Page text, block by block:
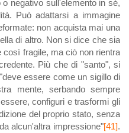
negativo sull'elemento in sé,
Può adattarsi a immagine
non acquista mai una
di altro. Non si dice che sia
fragile, ma ciò non rientra
Più che di "santo", si
essere come un sigillo di
mente, serbando sempre
configuri e trasformi gli
del proprio stato, senza
alcun'altra impressione"[41].